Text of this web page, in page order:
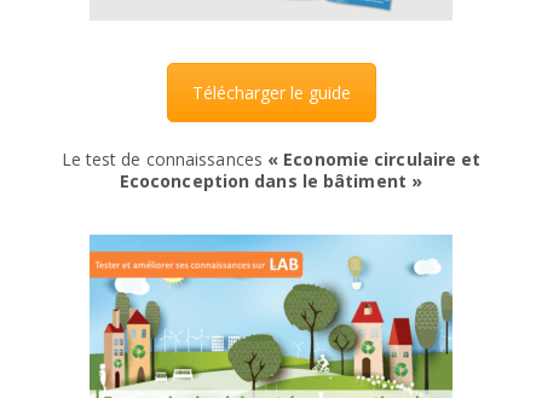
Télécharger le guide
Le test de connaissances « Economie circulaire et
Ecoconception dans le bâtiment »